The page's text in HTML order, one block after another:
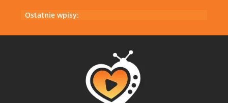
Ostatnie wpisy: